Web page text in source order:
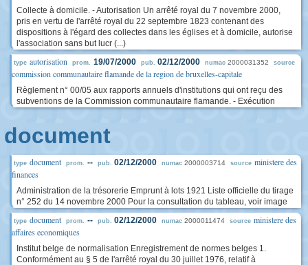
Collecte à domicile. - Autorisation Un arrêté royal du 7 novembre 2000,
pris en vertu de l'arrêté royal du 22 septembre 1823 contenant des
dispositions à l'égard des collectes dans les églises et à domicile, autorise
l'association sans but lucr (...)
type autorisation prom. 19/07/2000 pub. 02/12/2000 numac 2000031352 source
commission communautaire flamande de la region de bruxelles-capitale
Règlement n° 00/05 aux rapports annuels d'institutions qui ont reçu des
subventions de la Commission communautaire flamande. - Exécution
document
type document prom. -- pub. 02/12/2000 numac 2000003714 source ministere des
finances
Administration de la trésorerie Emprunt à lots 1921 Liste officielle du tirage
n° 252 du 14 novembre 2000 Pour la consultation du tableau, voir image
type document prom. -- pub. 02/12/2000 numac 2000011474 source ministere des
affaires economiques
Institut belge de normalisation Enregistrement de normes belges 1.
Conformément au § 5 de l'arrêté royal du 30 juillet 1976, relatif à